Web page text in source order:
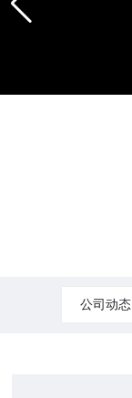
公司动态